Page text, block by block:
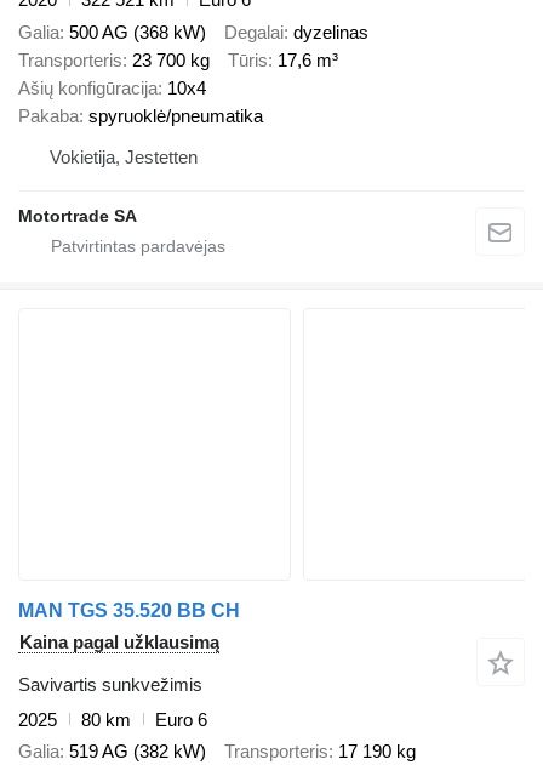
Galia 500 AG (368 kW) Degalai dyzelinas
Transporteris 23 700 kg Tūris 17,6 m³
Ašių konfigūracija 10x4
Pakaba spyruoklė/pneumatika
Vokietija, Jestetten
Motortrade SA
MAN TGS 35.520 BB CH
Kaina pagal užklausimą
Savivartis sunkvežimis
2025
80 km
Euro 6
Galia 519 AG (382 kW) Transporteris 17 190 kg